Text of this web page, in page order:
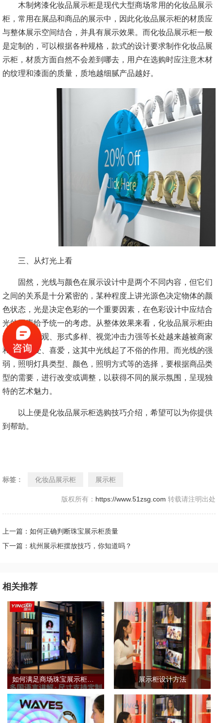
木制烤漆化妆品展示柜是现代大型商场常用的化妆品展示
柜，常用在展品和商品的展示中，因此化妆品展示柜的材质应
与整体展示空间结合，并具有展示效果。而化妆品展示柜一般
是定制的，可以根据各种规格，款式的设计要求制作化妆品展
示柜，材质方面自然不会差到哪去，用户在选购时应注意木材
的纹理和漆面的质量，质地越细腻产品越好。
三、从灯光上看
固然，光线与颜色在展示设计中是两个不同内容，但它们
之间的关系是十分紧密的，某种程度上讲光源色决定物体的颜
色状态，光是决定色彩的一个重要因素，在色彩设计中应结合
光的因素给予统一的考虑。从整体效果来看，化妆品展示柜由
于其光鲜直观、形式多样、视觉冲击力强等长处越来越被商家
和大众接受、喜爱，这其中光线起了不俗的作用。而光线的强
弱，照明灯具类型、颜色，照明方式等的选择，要根据商品类
型的需要，进行改变或调整，以获得不同的展示氛围，呈现独
特的艺术魅力。
以上便是化妆品展示柜选购技巧介绍，希望可以为你提供
到帮助。
标签： 化妆品展示柜 展示柜
版权所有： https://www.51zsg.com 转载请注明出处
上一篇：如何正确判断珠宝展示柜质量
下一篇：杭州展示柜摆放技巧，你知道吗？
相关推荐
展示柜设计方法